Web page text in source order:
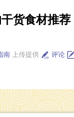
货食材推
南 上传提供 评论